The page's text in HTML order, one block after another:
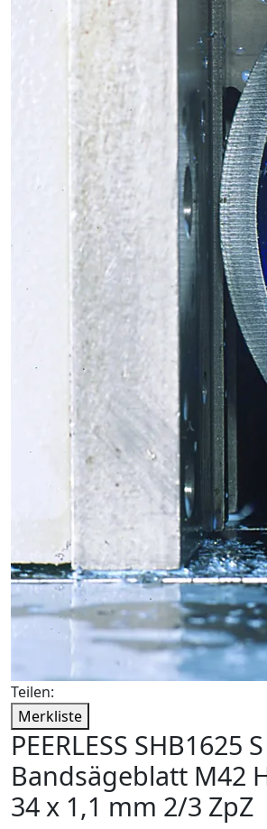
Teilen:
Merkliste
PEERLESS SHB1625 S
Bandsägeblatt M42
34 x 1,1 mm 2/3 ZpZ